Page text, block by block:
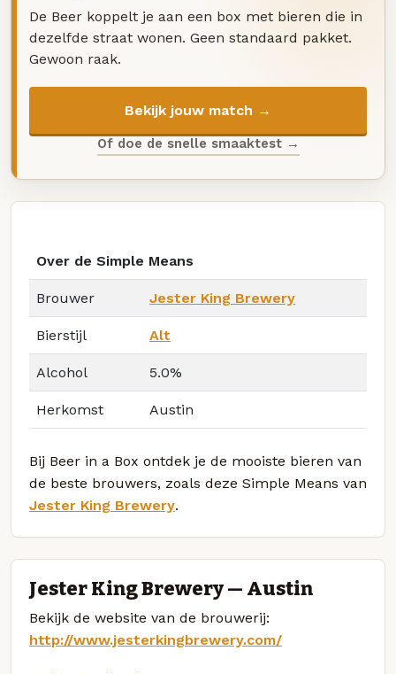
De Beer koppelt je aan een box met bieren die in
dezelfde straat wonen. Geen standaard pakket.
Gewoon raak.
Bekijk jouw match →
Of doe de snelle smaaktest →
Over de Simple Means
Brouwer Jester King Brewery
Bierstijl Alt
Alcohol 5.0%
Herkomst Austin
Bij Beer in a Box ontdek je de mooiste bieren van
de beste brouwers, zoals deze Simple Means van
Jester King Brewery.
Jester King Brewery — Austin
Bekijk de website van de brouwerij:
http://www.jesterkingbrewery.com/